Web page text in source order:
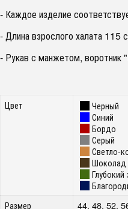
- Каждое изделие
- Длина взрослого халата 115
- Рукав с манжетом,
Цвет
Черный
Синий
Бордо
Серый
Светло-
Шоколад
Глубокий
Размер
44, 48, 52,